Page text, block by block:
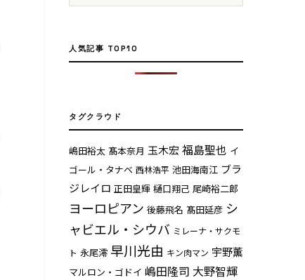
人気記事 TOP10
タグクラウド
嶋田裕太 髙本奈月 玉木宏福島聖也 イ
ゴール・タナベ 西林浩平 池田海南江 ブラ
ジレイロ 正田皇輝 樋口翔己 尾崎裕二郎
ヨーロピアン 後藤飛名 髙田延彦 シ
ャビエル・シウバ ミレーナ・サクモ
ト 永尾澪 早川光由 キン肉マン 宇野薫
マルロン・ゴドイ 嶋田隆司 大野智輝